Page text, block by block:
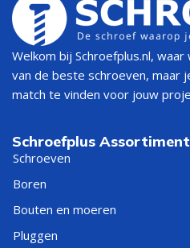
Welkom bij Schroefplus.nl,
van de beste schroeven, maar
match te vinden voor jouw
Schroefplus Assortiment
Schroeven
Boren
Bouten en moeren
Pluggen